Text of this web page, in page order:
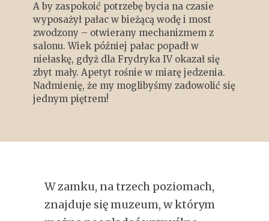
A by zaspokoić potrzebę bycia na czasie
wyposażył pałac w bieżącą wodę i most
zwodzony – otwierany mechanizmem z
salonu. Wiek później pałac popadł w
niełaskę, gdyż dla Frydryka IV okazał się
zbyt mały. Apetyt rośnie w miarę jedzenia.
Nadmienię, że my moglibyśmy zadowolić się
jednym piętrem!
W zamku, na trzech poziomach,
znajduje się muzeum, w którym